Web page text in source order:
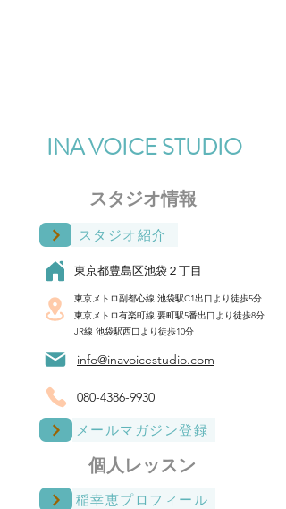
INA VOICE STUDIO
スタジオ​情報
スタジオ紹介
東京都豊島区池袋２丁目
東京メトロ副都心線 池袋駅C1出口より徒歩5分
東京メトロ有楽町線 要町駅​5番出口より徒歩8分
JR線 池袋駅西口より徒歩10分
info@inavoicestudio.com
080-4386-9930
メールマガジン登録
​個人レッスン
稲幸恵プロフィール